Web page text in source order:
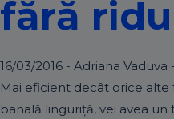
fără
16/03/2016 - Adriana Vaduva
Mai eficient decât orice
banală linguriţă, vei avea un